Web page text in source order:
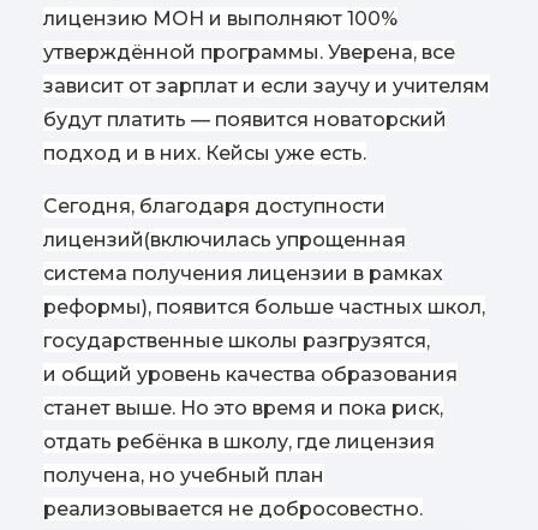
лицензию МОН и выполняют 100%
утверждённой программы. Уверена, все
зависит от зарплат и если заучу и учителям
будут платить — появится новаторский
подход и в них. Кейсы уже есть.
Сегодня, благодаря доступности
лицензий(включилась упрощенная
система получения лицензии в рамках
реформы), появится больше частных школ,
государственные школы разгрузятся,
и общий уровень качества образования
станет выше. Но это время и пока риск,
отдать ребёнка в школу, где лицензия
получена, но учебный план
реализовывается не добросовестно.